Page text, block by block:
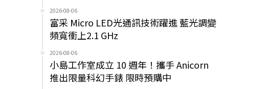
2026-08-06
富采 Micro LED光通訊技術躍進 藍光調變
頻寬衝上2.1 GHz
2026-08-06
小島工作室成立 10 週年！攜手 Anicorn
推出限量科幻手錶 限時預購中